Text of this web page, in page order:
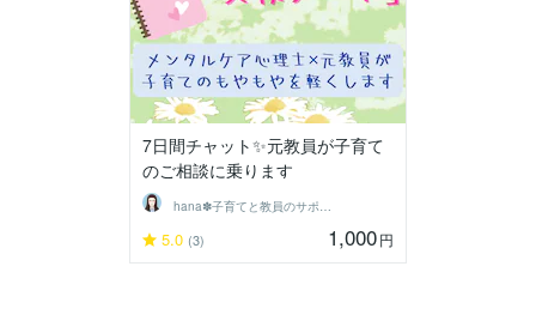
7日間チャット✨元教員が子育て
のご相談に乗ります
hana✽子育てと教員のサポーター
5.0 (3) 1,000円